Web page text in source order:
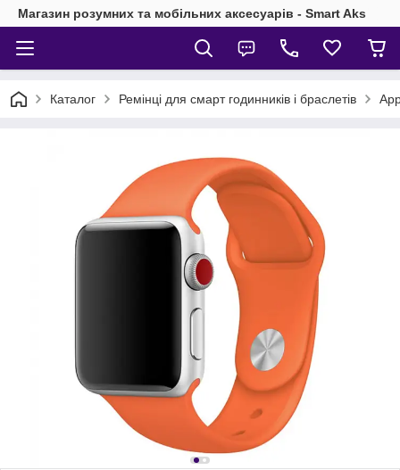
Магазин розумних та мобільних аксесуарів - Smart Aks
Каталог Ремінці для смарт годинників і браслетів